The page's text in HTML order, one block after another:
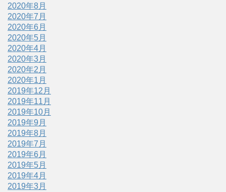
2020年8月
2020年7月
2020年6月
2020年5月
2020年4月
2020年3月
2020年2月
2020年1月
2019年12月
2019年11月
2019年10月
2019年9月
2019年8月
2019年7月
2019年6月
2019年5月
2019年4月
2019年3月